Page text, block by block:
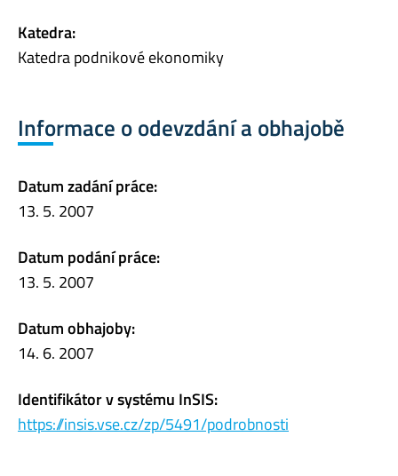
Katedra:
Katedra podnikové ekonomiky
Informace o odevzdání a obhajobě
Datum zadání práce:
13. 5. 2007
Datum podání práce:
13. 5. 2007
Datum obhajoby:
14. 6. 2007
Identifikátor v systému InSIS:
https://insis.vse.cz/zp/5491/podrobnosti